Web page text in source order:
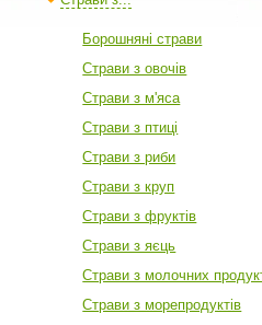
Борошняні страви
Страви з овочів
Страви з м'яса
Страви з птиці
Страви з риби
Страви з круп
Страви з фруктів
Cтрави з яєць
Страви з молочних
Страви з морепродуктів